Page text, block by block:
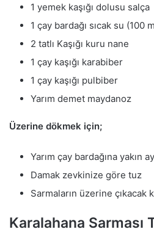
1 yemek kaşığı dolusu salça
1 çay bardağı sıcak su (100
2 tatlı Kaşığı kuru nane
1 çay kaşığı karabiber
1 çay kaşığı pulbiber
Yarım demet maydanoz
Üzerine dökmek için;
Yarım çay bardağına yakın
Damak zevkinize göre tuz
Sarmaların üzerine çıkacak
Karalahana Sarması